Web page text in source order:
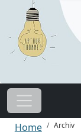
Home Archiv